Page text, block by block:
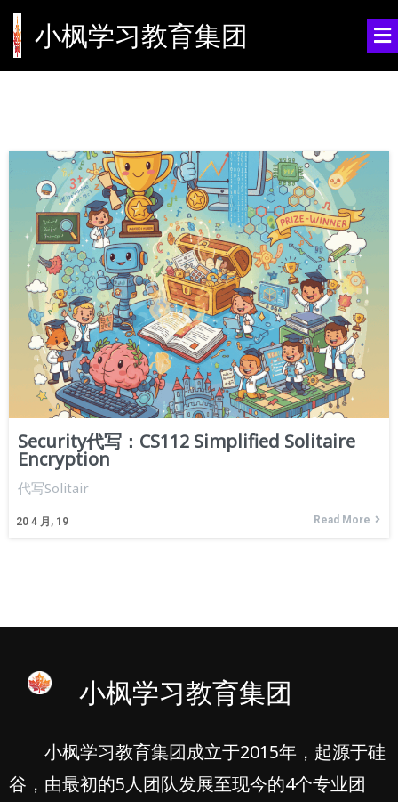
小枫学习教育集团
Security代写：CS112 Simplified Solitaire
Encryption
20 4 月, 19
代写Solitair
Read More
小枫学习教育集团
小枫学习教育集团成立于2015年，起源于硅
谷，由最初的5人团队发展至现今的4个专业团